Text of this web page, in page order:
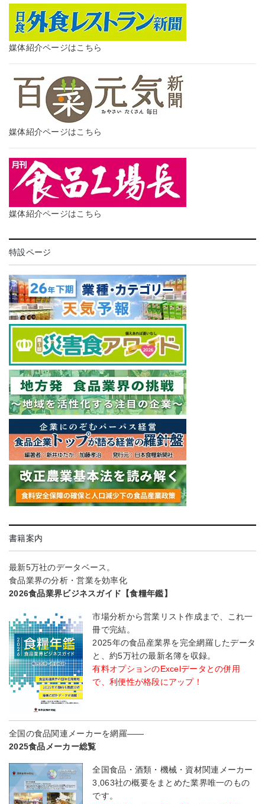
媒体紹介ページはこちら
媒体紹介ページはこちら
媒体紹介ページはこちら
特設ページ
書籍案内
最新5万社のデータベース。
食品業界の分析・営業を効率化
2026食品業界ビジネスガイド【食糧年鑑】
市場分析から営業リスト作成まで、これ一
冊で完結。
2025年の食品産業界を完全網羅したデータ
と、約5万社の最新名簿を収録。
有料オプションのExcelデータとの併用
で、利便性が格段にアップ！
全国の食品関連メーカーを網羅――
2025食品メーカー総覧
全国食品・酒類・機械・資材関連メーカー
3,063社の概要をまとめた業界唯一のもの
です。